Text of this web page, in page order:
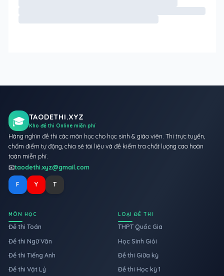
🎓 TAODETHI.XYZ
Kho đề thi Online miễn phí
Hàng nghìn đề thi các môn học cho học sinh & giáo viên. Thi trực tuyến,
chấm điểm tự động, chia sẻ tài liệu và đề kiểm tra chất lượng cao hoàn
toàn miễn phí.
📧taodethi.xyz@gmail.com
F Y T
MÔN HỌC
Đề thi Toán
Đề thi Ngữ Văn
Đề thi Tiếng Anh
Đề thi Vật Lý
LOẠI ĐỀ THI
THPT Quốc Gia
Học Sinh Giỏi
Đề thi Giữa kỳ
Đề thi Học kỳ 1